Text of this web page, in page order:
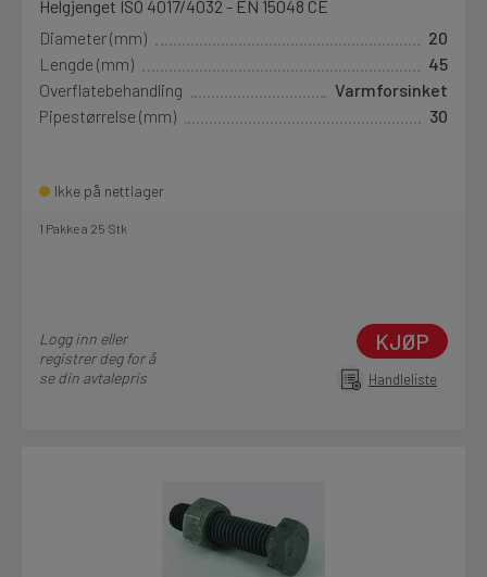
Helgjenget ISO 4017/4032 - EN 15048 CE
Diameter (mm)
20
Lengde (mm)
45
Overflatebehandling
Varmforsinket
Pipestørrelse (mm)
30
Ikke på nettlager
1 Pakke a 25 Stk
Logg inn eller
registrer deg for å
se din avtalepris
KJØP
Handleliste